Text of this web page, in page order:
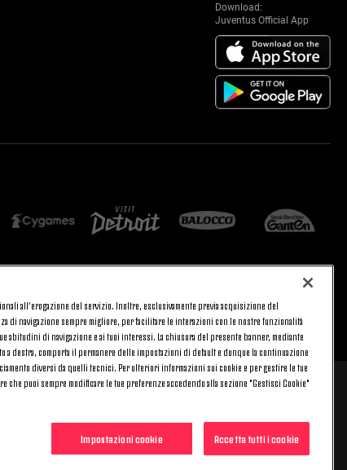
Download:
Juventus Official App
PRIVACY
TORNA SU
venerdì (9-20) e il sabato (9-15), festivi esclusi.
costo aggiuntivo.
- REA 394963
all’erogazione del servizio. Inoltre, esclusivamente previa acquisizione del
di navigazione sempre migliore, per facilitare le interazioni con le nostre funzionalità
abitudini di navigazione e ai tuoi interessi. La chiusura del presente banner, mediante
a destra, comporta il permanere delle impostazioni di default e dunque la continuazione
diversi da quelli tecnici. Per ulteriori informazioni sui cookie e per gestire le tue
che puoi sempre modificare le tue preferenze accedendo alla sezione "Gestisci Cookie"
Accetta tutti i cookie
Impostazioni cookie